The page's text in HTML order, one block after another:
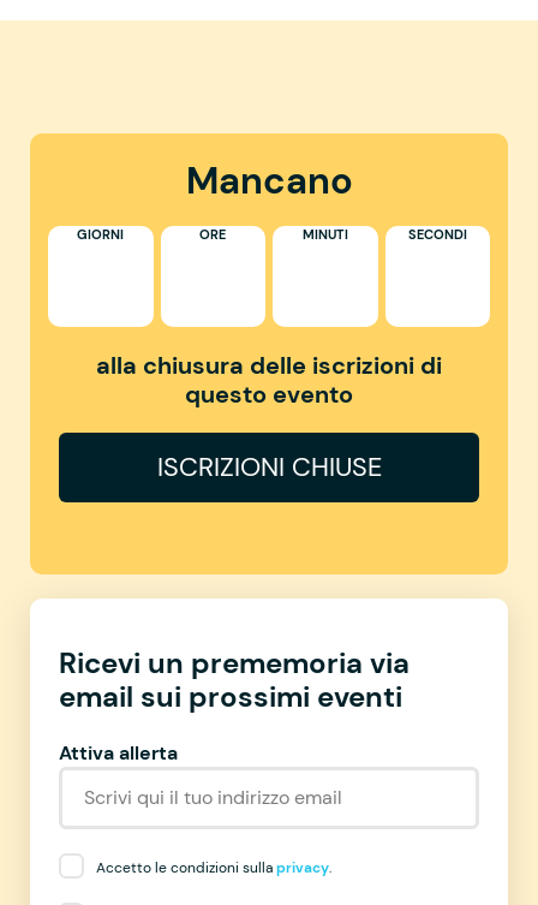
Mancano
GIORNI ORE MINUTI SECONDI
alla chiusura delle iscrizioni di
questo evento
ISCRIZIONI CHIUSE
Ricevi un prememoria via
email sui prossimi eventi
Attiva allerta
Accetto le condizioni sullaprivacy.